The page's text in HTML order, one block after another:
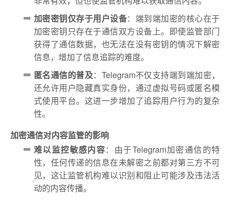
加密密钥仅存于用户设备：端到端加密的核心在于
加密密钥只存在于通信双方设备上。即使监管部门
获得了通信数据，也无法在没有密钥的情况下解密
信息，增加了信息追踪的难度。
匿名通信的普及：Telegram不仅支持端到端加密，
还允许用户隐藏真实身份，通过虚拟号码或匿名模
式使用平台。这进一步增加了追踪用户行为的复杂
性。
加密通信对内容监管的影响
难以监控敏感内容：由于Telegram加密通信的特
性，任何传递的信息在未解密之前都对第三方不可
见，这让监管机构难以识别和阻止可能涉及违法活
动的内容传播。